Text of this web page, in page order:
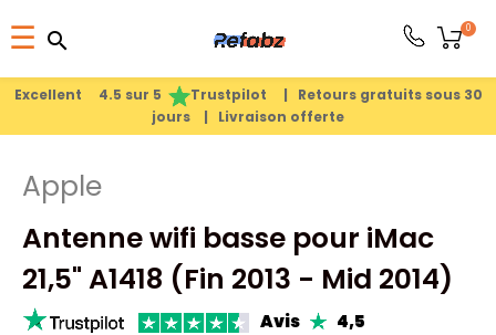
Excellent 4.5 sur 5 Trustpilot | Retours gratuits sous 30
jours | Livraison offerte
Basculer
la
navigation
☰ search
0
search
Apple
Antenne wifi basse pour iMac
21,5" A1418 (Fin 2013 - Mid 2014)
Avis 4,5
search
PRODUITS
APPLE
PIÈCES
DÉTACHÉES